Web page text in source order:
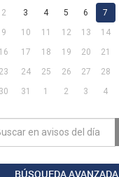
2
3 4 5 6 7
9
10 11 12 13 14
16
17 18 19 20 21
23
24 25 26 27 28
30
31 1 2 3 4
BÚSQUEDA AVANZADA